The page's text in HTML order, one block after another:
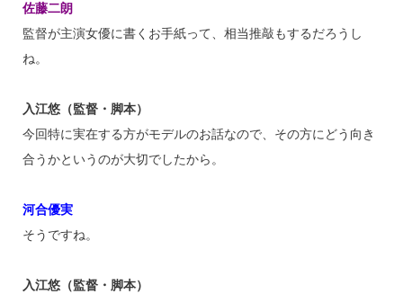
佐藤二朗
監督が主演女優に書くお手紙って、相当推敲もするだろうし
ね。
入江悠（監督・脚本）
今回特に実在する方がモデルのお話なので、その方にどう向き
合うかというのが大切でしたから。
河合優実
そうですね。
入江悠（監督・脚本）